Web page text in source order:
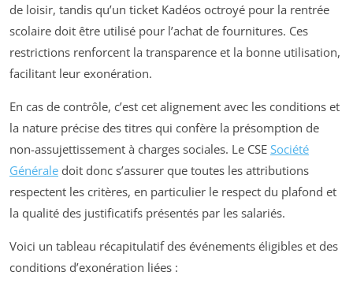
de loisir, tandis qu’un ticket Kadéos octroyé pour la rentrée
scolaire doit être utilisé pour l’achat de fournitures. Ces
restrictions renforcent la transparence et la bonne utilisation,
facilitant leur exonération.
En cas de contrôle, c’est cet alignement avec les conditions et
la nature précise des titres qui confère la présomption de
non-assujettissement à charges sociales. Le CSE Société
Générale doit donc s’assurer que toutes les attributions
respectent les critères, en particulier le respect du plafond et
la qualité des justificatifs présentés par les salariés.
Voici un tableau récapitulatif des événements éligibles et des
conditions d’exonération liées :